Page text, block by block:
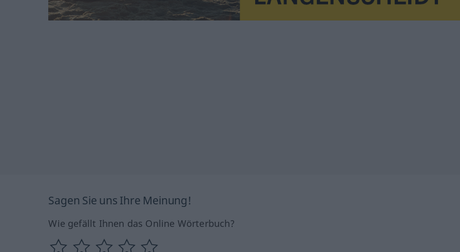
Sagen Sie uns Ihre Meinung!
Wie gefällt Ihnen das Online Wörterbuch?